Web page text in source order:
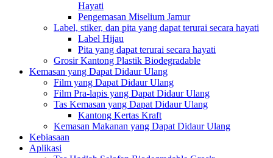
Hayati
Pengemasan Miselium Jamur
Label, stiker, dan pita yang dapat terurai secara hayati
Label Hijau
Pita yang dapat terurai secara hayati
Grosir Kantong Plastik Biodegradable
Kemasan yang Dapat Didaur Ulang
Film yang Dapat Didaur Ulang
Film Pra-lapis yang Dapat Didaur Ulang
Tas Kemasan yang Dapat Didaur Ulang
Kantong Kertas Kraft
Kemasan Makanan yang Dapat Didaur Ulang
Kebiasaan
Aplikasi